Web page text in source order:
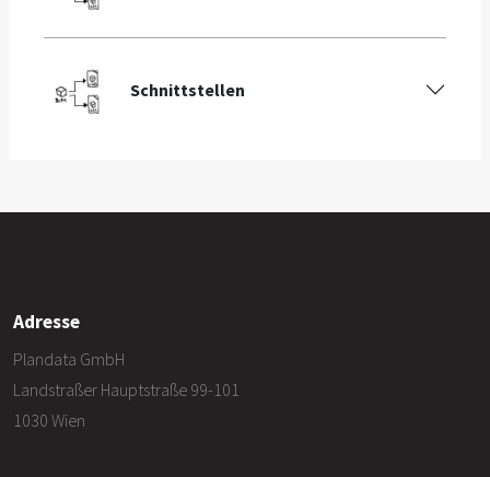
Schnittstellen
Adresse
Plandata GmbH
Landstraßer Hauptstraße 99-101
1030 Wien